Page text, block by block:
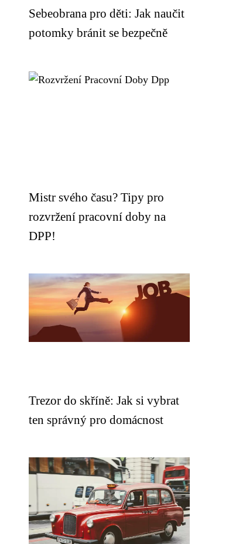
Sebeobrana pro děti: Jak naučit
potomky bránit se bezpečně
Mistr svého času? Tipy pro
rozvržení pracovní doby na
DPP!
Trezor do skříně: Jak si vybrat
ten správný pro domácnost